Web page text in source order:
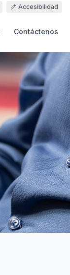
Accesibilidad
Contáctenos